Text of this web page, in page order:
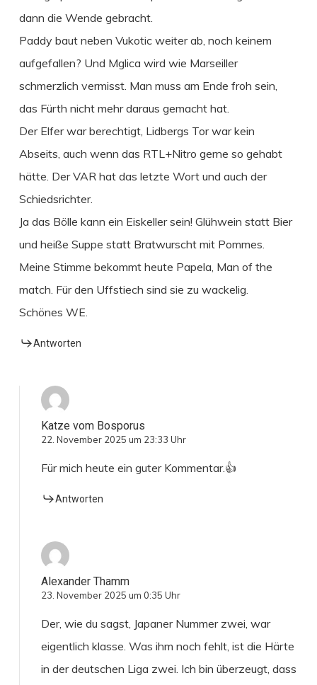
dann die Wende gebracht.
Paddy baut neben Vukotic weiter ab, noch keinem
aufgefallen? Und Mglica wird wie Marseiller
schmerzlich vermisst. Man muss am Ende froh sein,
das Fürth nicht mehr daraus gemacht hat.
Der Elfer war berechtigt, Lidbergs Tor war kein
Abseits, auch wenn das RTL+Nitro gerne so gehabt
hätte. Der VAR hat das letzte Wort und auch der
Schiedsrichter.
Ja das Bölle kann ein Eiskeller sein! Glühwein statt Bier
und heiße Suppe statt Bratwurscht mit Pommes.
Meine Stimme bekommt heute Papela, Man of the
match. Für den Uffstiech sind sie zu wackelig.
Schönes WE.
Antworten
Katze vom Bosporus
22. November 2025 um 23:33 Uhr
Für mich heute ein guter Kommentar.👍
Antworten
Alexander Thamm
23. November 2025 um 0:35 Uhr
Der, wie du sagst, Japaner Nummer zwei, war
eigentlich klasse. Was ihm noch fehlt, ist die Härte
in der deutschen Liga zwei. Ich bin überzeugt, dass